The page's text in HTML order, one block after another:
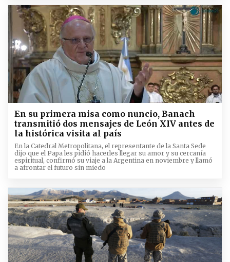
En su primera misa como nuncio, Banach
transmitió dos mensajes de León XIV antes de
la histórica visita al país
En la Catedral Metropolitana, el representante de la Santa Sede
dijo que el Papa les pidió hacerles llegar su amor y su cercanía
espiritual, confirmó su viaje a la Argentina en noviembre y llamó
a afrontar el futuro sin miedo